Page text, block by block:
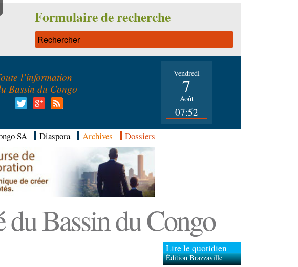
Formulaire de recherche
l’information
Bassin du Congo
Vendredi
7
Août
07:52
SA Diaspora Archives Dossiers
Bassin du Congo
Lire le quotidien
Édition Brazzaville